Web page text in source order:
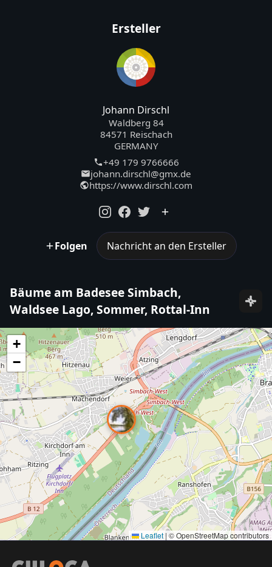
Ersteller
Johann Dirschl
Waldberg 84
84571 Reischach
GERMANY
+49 179 9766666
johann.dirschl@gmx.de
https://www.dirschl.com
Folgen Nachricht an den Ersteller
Bäume am Badesee Simbach,
Waldsee Lago, Sommer, Rottal-Inn
+
−
Leaflet | © OpenStreetMap contributors